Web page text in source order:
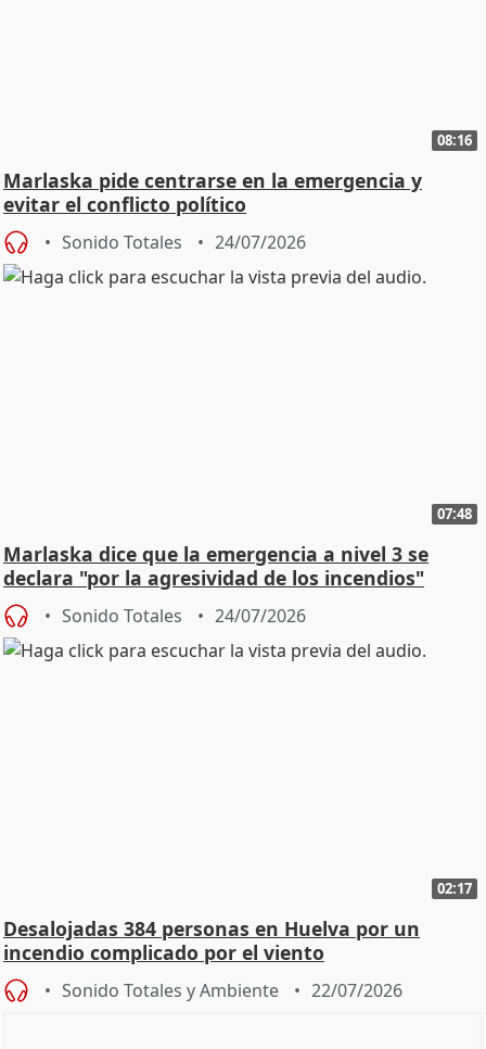
08:16
Marlaska pide centrarse en la emergencia y
evitar el conflicto político
Sonido Totales 24/07/2026
07:48
Marlaska dice que la emergencia a nivel 3 se
declara "por la agresividad de los incendios"
Sonido Totales 24/07/2026
02:17
Desalojadas 384 personas en Huelva por un
incendio complicado por el viento
Sonido Totales y Ambiente 22/07/2026